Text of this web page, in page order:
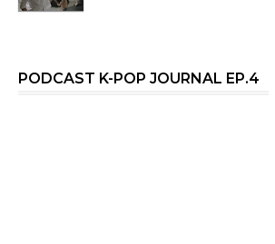
PODCAST K-POP JOURNAL EP.4